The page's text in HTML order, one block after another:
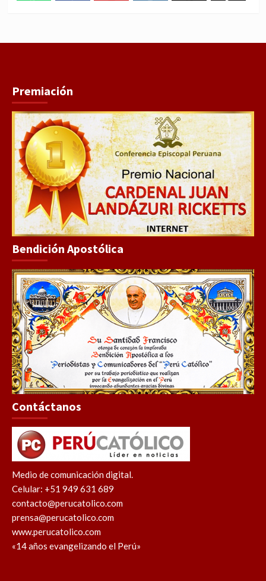
Premiación
Bendición Apostólica
Contáctanos
Medio de comunicación digital.
Celular: +51 949 631 689
contacto@perucatolico.com
prensa@perucatolico.com
www.perucatolico.com
«14 años evangelizando el Perú»